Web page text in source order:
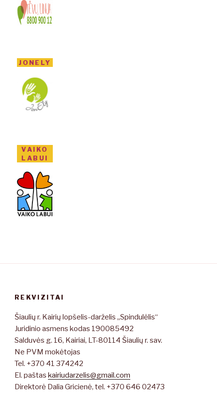
JONELY
VAIKO
LABUI
REKVIZITAI
Šiaulių r. Kairių lopšelis-darželis „Spindulėlis“
Juridinio asmens kodas 190085492
Salduvės g. 16, Kairiai, LT-80114 Šiaulių r. sav.
Ne PVM mokėtojas
Tel. +370 41 374242
El. paštas kairiudarzelis@gmail.com
Direktorė Dalia Gricienė, tel. +370 646 02473